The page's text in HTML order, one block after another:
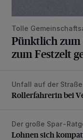
Tolle
Pünktlich zum
zum Festzelt
Rollerfahrerin bei
Unfall auf der
Rollerfahrerin bei
Lohnen sich
Der große Spar-
Lohnen sich